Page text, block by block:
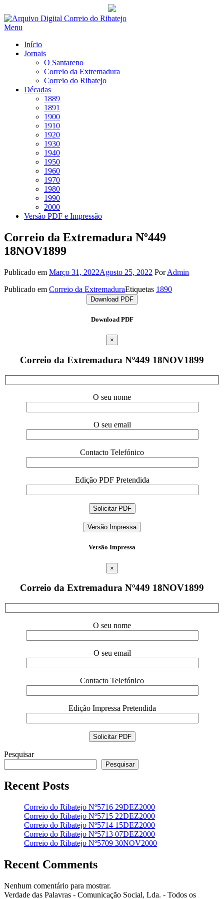
Saltar
para
Menu
Início
Jornais
O Santareno
Correio da Extremadura
Correio do Ribatejo
Décadas
1889
1891
1900
1910
1920
1930
1940
1950
1960
1970
1980
1990
2000
Versão PDF e Impressão
Correio da Extremadura Nº449
18NOV1899
Publicado em Março 31, 2022Agosto 25, 2022 PorAdmin
Publicado em Correio da ExtremaduraEtiquetas 1890
Download PDF
Download PDF
×
Correio da Extremadura Nº449 18NOV1899
O seu nome
O seu email
Contacto Telefónico
Edição PDF Pretendida
Versão Impressa
Versão Impressa
×
Correio da Extremadura Nº449 18NOV1899
O seu nome
O seu email
Contacto Telefónico
Edição Impressa Pretendida
Pesquisar
Pesquisar
Recent Posts
Correio do Ribatejo Nº5716 29DEZ2000
Correio do Ribatejo Nº5715 22DEZ2000
Correio do Ribatejo Nº5714 15DEZ2000
Correio do Ribatejo Nº5713 07DEZ2000
Correio do Ribatejo Nº5709 30NOV2000
Recent Comments
Nenhum comentário para mostrar.
Verdade das Palavras - Comunicação Social, Lda. - Todos os